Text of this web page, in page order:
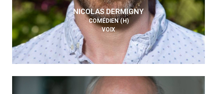
NICOLAS DERMIGNY
COMÉDIEN (H)
VOIX